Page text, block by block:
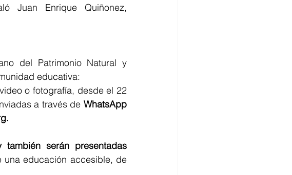
Juan Enrique Quiñonez,
del Patrimonio Natural y
educativa:
o fotografía, desde el 22
a través de WhatsApp
.
serán presentadas
una educación accesible, de